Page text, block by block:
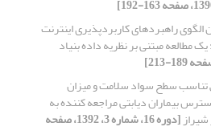
الگوی راهبردهای کاربردپذیری اینترنت
مطالعه مبتنی بر نظریه داده بنیاد
سطح سواد سلامت و میزان
بیماران دیابتی مراجعه کننده به
[دوره 16، شماره 3، 1392، صفحه